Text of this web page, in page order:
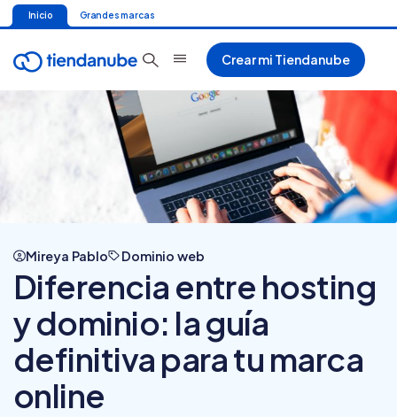
Inicio Grandes marcas
Crear mi Tiendanube
Mireya Pablo Dominio web
Diferencia entre hosting
y dominio: la guía
definitiva para tu marca
online